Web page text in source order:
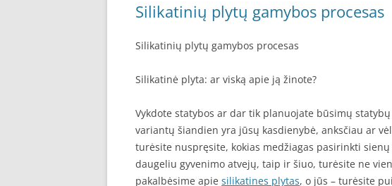
Silikatinių plytų gamybos procesas
Silikatinių plytų gamybos procesas
Silikatinė plyta: ar viską apie ją žinote?
Vykdote statybos ar dar tik planuojate būsimų
variantų šiandien yra jūsų kasdienybė, anksčiau ar
turėsite nuspręsite, kokias medžiagas pasirinkti
daugeliu gyvenimo atvejų, taip ir šiuo, turėsite ne
pakalbėsime apie silikatines plytas, o jūs – turėsite